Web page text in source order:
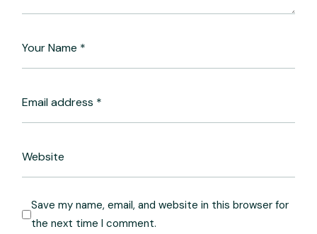
Save my name, email, and website in this browser for
the next time I comment.